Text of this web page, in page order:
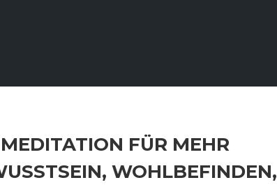
FÜR MEHR
WOHLBEFINDEN,